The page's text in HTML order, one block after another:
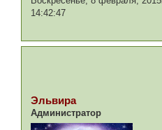
14:42:47
Эльвира
Администратор